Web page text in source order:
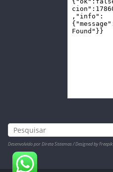
Desenvolvido por Direta Sistemas /Designed by Freepik